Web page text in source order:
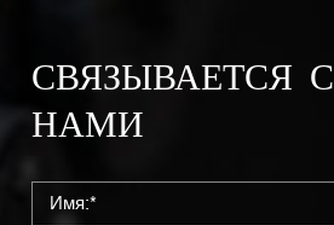
СВЯЗЫВАЕТСЯ С
НАМИ